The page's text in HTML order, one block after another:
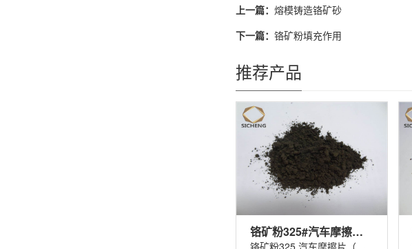
上一篇： 熔模铸造铬矿砂
下一篇： 铬矿粉填充作用
推荐产品
铬矿粉325#汽车摩擦片（刹车片）
铬矿粉325 汽车摩擦片（刹车片）铬矿粉......